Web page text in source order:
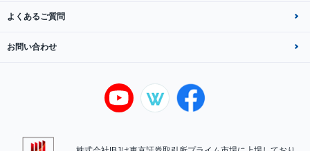
よくあるご質問
お問い合わせ